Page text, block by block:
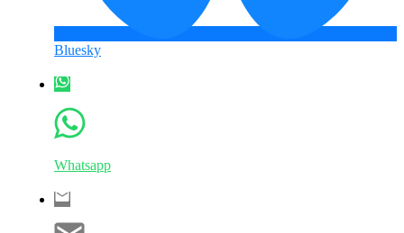
Bluesky
Whatsapp